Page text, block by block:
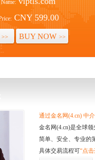
CNY 599.00
>> BUY NOW >>
通过金名网(4.cn) 中
金名网(4.cn)是全球
简单、安全、专业的
具体交易流程可“点